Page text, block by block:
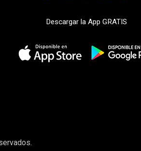
Descargar la App GRATIS